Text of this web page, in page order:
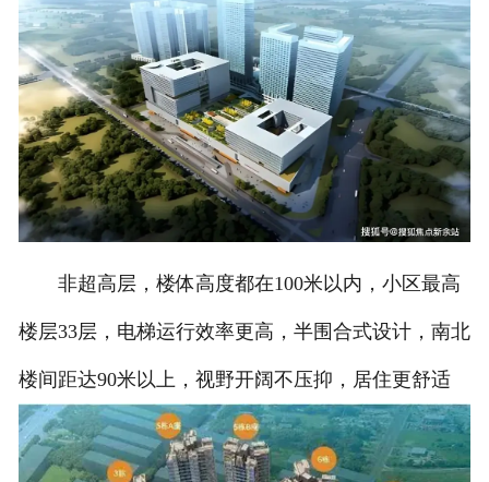
非超高层，楼体高度都在100米以内，小区最高
楼层33层，电梯运行效率更高，半围合式设计，南北
楼间距达90米以上，视野开阔不压抑，居住更舒适